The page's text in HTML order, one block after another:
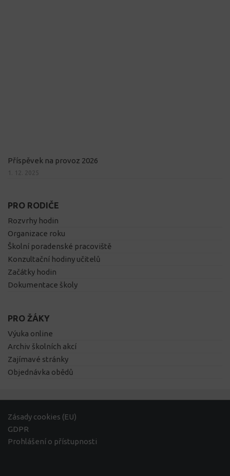
Příspěvek na provoz 2026
1. 12. 2025
PRO RODIČE
Rozvrhy hodin
Organizace roku
Školní poradenské pracoviště
Konzultační hodiny učitelů
Začátky hodin
Dokumentace školy
PRO ŽÁKY
Výuka online
Archiv školních akcí
Zajímavé stránky
Objednávka obědů
Zásady cookies (EU)
GDPR
Prohlášení o přístupnosti